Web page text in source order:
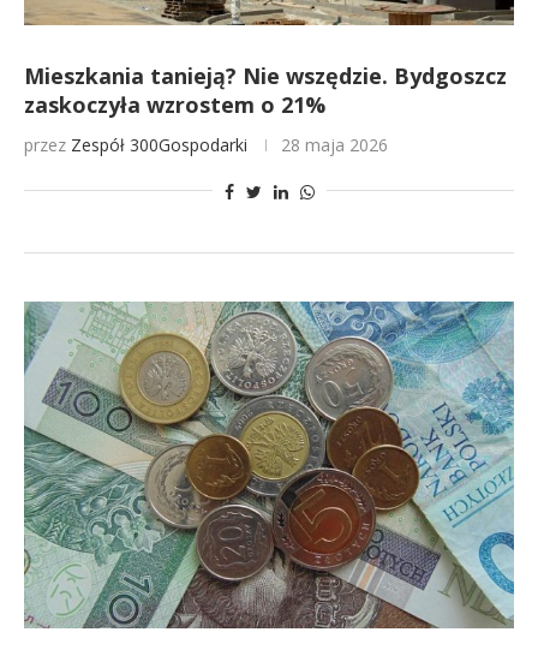
Mieszkania tanieją? Nie wszędzie. Bydgoszcz
zaskoczyła wzrostem o 21%
przez Zespół 300Gospodarki 28 maja 2026